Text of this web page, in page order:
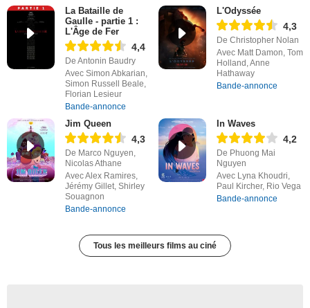
La Bataille de
Gaulle - partie 1 :
L'Âge de Fer
4,4
De Antonin Baudry
Avec Simon Abkarian,
Simon Russell Beale,
Florian Lesieur
Bande-annonce
L'Odyssée
4,3
De Christopher Nolan
Avec Matt Damon, Tom
Holland, Anne
Hathaway
Bande-annonce
Jim Queen
4,3
De Marco Nguyen,
Nicolas Athane
Avec Alex Ramires,
Jérémy Gillet, Shirley
Souagnon
Bande-annonce
In Waves
4,2
De Phuong Mai
Nguyen
Avec Lyna Khoudri,
Paul Kircher, Rio Vega
Bande-annonce
Tous les meilleurs films au ciné